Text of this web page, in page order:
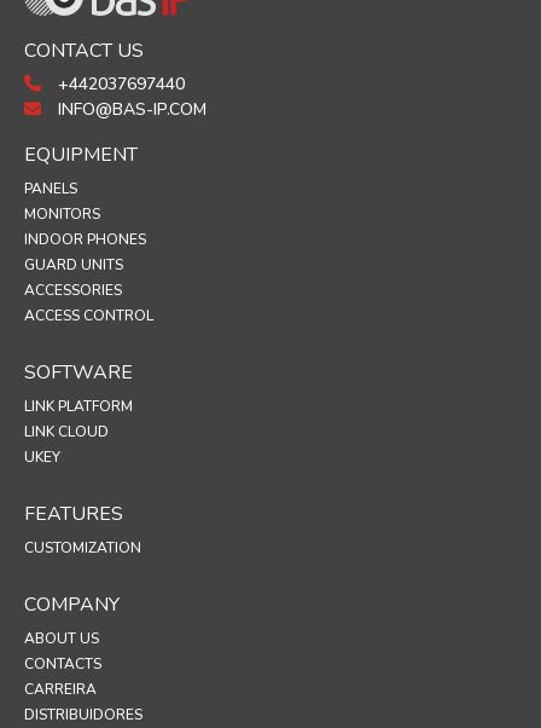
CONTACT US
+442037697440
INFO@BAS-IP.COM
EQUIPMENT
PANELS
MONITORS
INDOOR PHONES
GUARD UNITS
ACCESSORIES
ACCESS CONTROL
SOFTWARE
LINK PLATFORM
LINK CLOUD
UKEY
FEATURES
CUSTOMIZATION
COMPANY
ABOUT US
CONTACTS
CARREIRA
DISTRIBUIDORES